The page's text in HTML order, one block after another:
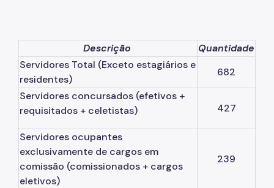
Descrição
Quantidade
Servidores Total (Exceto estagiários e
residentes)
682
Servidores concursados (efetivos +
requisitados + celetistas)
427
Servidores ocupantes
exclusivamente de cargos em
comissão (comissionados + cargos
eletivos)
239